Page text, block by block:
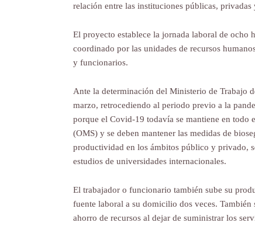
relación entre las instituciones públicas, privadas
El proyecto establece la jornada laboral de ocho
coordinado por las unidades de recursos
y funcionarios.
Ante la determinación del Ministerio de Trabajo
marzo, retrocediendo al periodo previo a la
porque el Covid-19 todavía se mantiene en todo
(OMS) y se deben mantener las medidas de
productividad en los ámbitos público y privado,
estudios de universidades internacionales.
El trabajador o funcionario también sube su
fuente laboral a su domicilio dos veces.
ahorro de recursos al dejar de suministrar los